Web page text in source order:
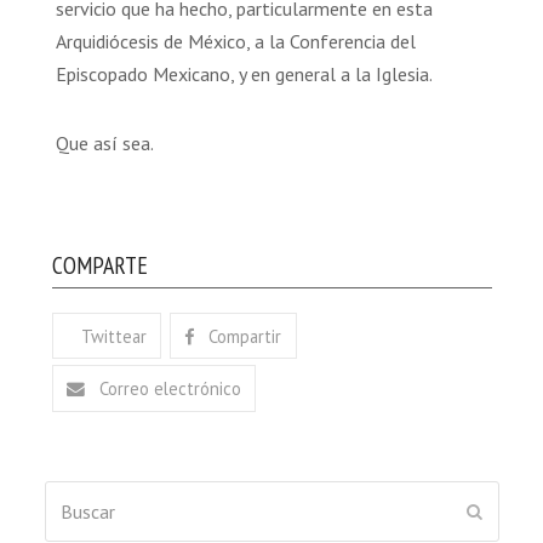
servicio que ha hecho, particularmente en esta
Arquidiócesis de México, a la Conferencia del
Episcopado Mexicano, y en general a la Iglesia.
Que así sea.
COMPARTE
Twittear Compartir
Correo electrónico